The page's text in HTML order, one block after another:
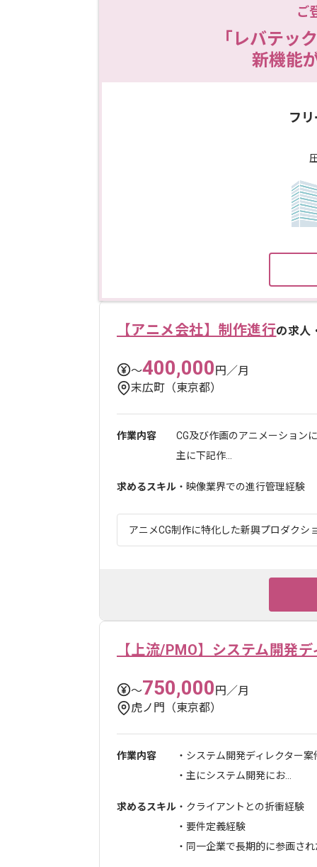
ご
「レバテッ
新機能
フ
【アニメ会社】制作進行の求人
〜400,000円／月
末広町（東京都）
作業内容
CG及び作画のアニメーション
主に下記作...
求めるスキル ・映像業界での進行管理経験
アニメCG制作に特化した新興プロダクシ
【上流/PMO】システム開発
〜750,000円／月
虎ノ門（東京都）
作業内容
・システム開発ディレクター
・主にシステム開発にお...
求めるスキル ・クライアントとの折衝経験
・要件定義経験
・同一企業で長期的に参画さ